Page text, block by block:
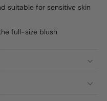
suitable for sensitive skin
full-size blush